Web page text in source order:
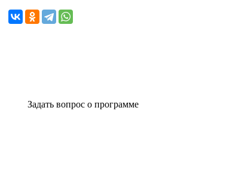
Задать вопрос о программе